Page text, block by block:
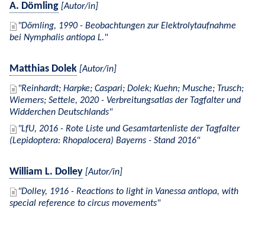
A. Dömling [Autor/in]
Dömling, 1990 - Beobachtungen zur Elektrolytaufnahme
bei Nymphalis antiopa L.
Matthias Dolek [Autor/in]
Reinhardt; Harpke; Caspari; Dolek; Kuehn; Musche; Trusch;
Wiemers; Settele, 2020 - Verbreitungsatlas der Tagfalter und
Widderchen Deutschlands
LfU, 2016 - Rote Liste und Gesamtartenliste der Tagfalter
(Lepidoptera: Rhopalocera) Bayerns - Stand 2016
William L. Dolley [Autor/in]
Dolley, 1916 - Reactions to light in Vanessa antiopa, with
special reference to circus movements